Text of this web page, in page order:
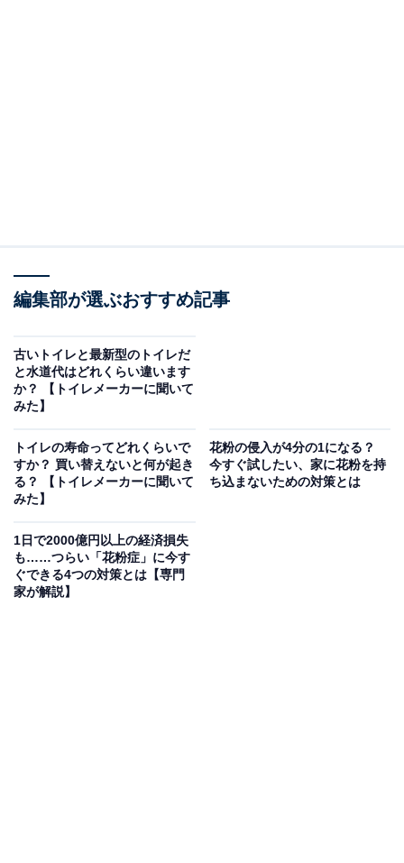
しの機会が増えている」と回答 しました。
また、「その他の家事と比較し、洗濯の拘束時間は長い
と感じますか？」という質問では、「とてもそう思う」
編集部が選ぶおすすめ記事
古いトイレと最新型のトイレだ
と水道代はどれくらい違います
か？ 【トイレメーカーに聞いて
みた】
トイレの寿命ってどれくらいで
すか？ 買い替えないと何が起き
る？ 【トイレメーカーに聞いて
みた】
花粉の侵入が4分の1になる？
今すぐ試したい、家に花粉を持
ち込まないための対策とは
1日で2000億円以上の経済損失
も……つらい「花粉症」に今す
ぐできる4つの対策とは【専門
家が解説】